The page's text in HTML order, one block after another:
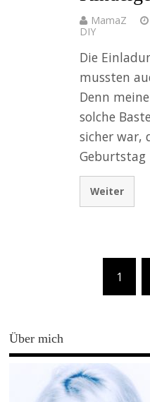
MamaZ
DIY
Die
mussten
Denn
solche
sicher war,
Weiter
1
Über mich